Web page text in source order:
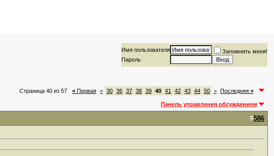
Имя пользователя
Запомнить меня!
Пароль
Страница 40 из 57 « Первая < 30 36 37 38 39 40 41 42 43 44 50 > Последняя »
Панель управления обсуждением
#586